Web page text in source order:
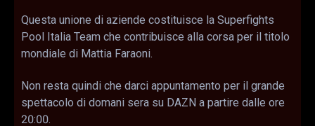
Questa unione di aziende costituisce la Superfights
Pool Italia Team che contribuisce alla corsa per il titolo
mondiale di Mattia Faraoni.
Non resta quindi che darci appuntamento per il grande
spettacolo di domani sera su DAZN a partire dalle ore
20:00.